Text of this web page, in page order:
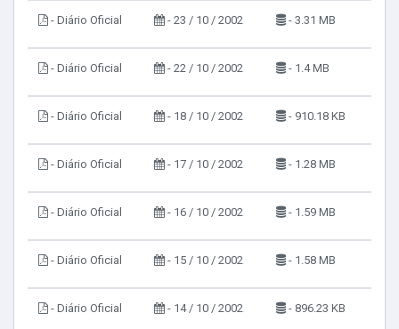
- Diário Oficial - 23 / 10 / 2002 - 3.31 MB
- Diário Oficial - 22 / 10 / 2002 - 1.4 MB
- Diário Oficial - 18 / 10 / 2002 - 910.18 KB
- Diário Oficial - 17 / 10 / 2002 - 1.28 MB
- Diário Oficial - 16 / 10 / 2002 - 1.59 MB
- Diário Oficial - 15 / 10 / 2002 - 1.58 MB
- Diário Oficial - 14 / 10 / 2002 - 896.23 KB